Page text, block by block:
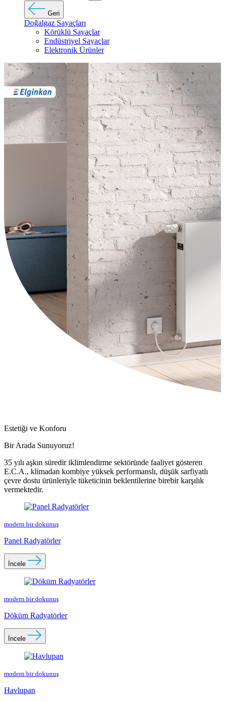
Geri
Doğalgaz Sayaçları
Körüklü Sayaçlar
Endüstriyel Sayaçlar
Elektronik Ürünler
Estetiği ve Konforu
Bir Arada Sunuyoruz!
35 yılı aşkın süredir iklimlendirme sektöründe faaliyet gösteren
E.C.A., klimadan kombiye yüksek performanslı, düşük sarfiyatlı
çevre dostu ürünleriyle tüketicinin beklentilerine birebir karşılık
vermektedir.
modern bir dokunuş
Panel Radyatörler
İncele
modern bir dokunuş
Döküm Radyatörler
İncele
modern bir dokunuş
Havlupan